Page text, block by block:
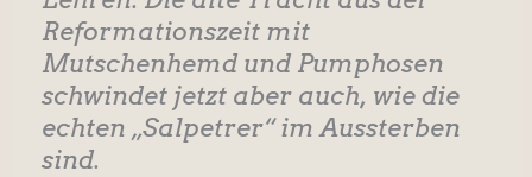
Reformationszeit mit
Mutschenhemd und Pumphosen
schwindet jetzt aber auch, wie die
echten „Salpetrer“ im Aussterben
sind.